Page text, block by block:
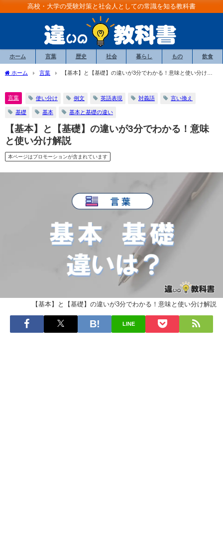
高校・大学の受験対策と社会人としての常識を知る教科書
ホーム 言葉 歴史 社会 暮らし もの 飲食
ホーム 言葉
【基本】と【基礎】の違いが3分でわかる！意味と使い分け解
言葉 使い分け 例文 英語表現 対義語 言い換え
基礎 基本 基本と基礎の違い
【基本】と【基礎】の違いが3分でわかる！意味
と使い分け解説
本ページはプロモーションが含まれています
【基本】と【基礎】の違いが3分でわかる！意味と使い分け解説
LINE